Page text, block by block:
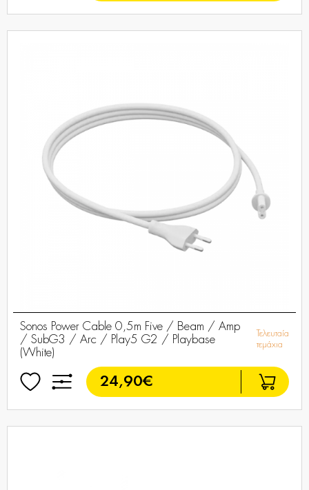
Sonos Power Cable 0,5m Five / Beam / Amp
/ SubG3 / Arc / Play5 G2 / Playbase
(White)
Τελευταία
τεμάχια
24,90€